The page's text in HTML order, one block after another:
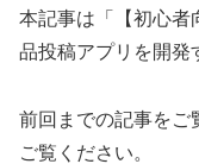
本記事は「【初心者
品投稿アプリを開発
前回までの記事をご
ご覧ください。